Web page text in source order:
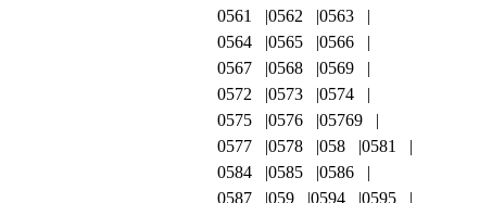
0561
0562
0563
0564
0565
0566
0567
0568
0569
0572
0573
0574
0575
0576
05769
0577
0578 058
0581
0584
0585
0586
0587
059 0594
0595